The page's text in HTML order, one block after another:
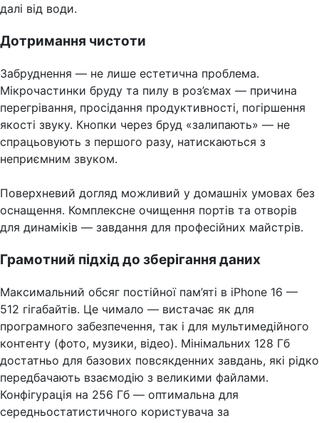
далі від води.
Дотримання чистоти
Забруднення — не лише естетична проблема.
Мікрочастинки бруду та пилу в роз’ємах — причина
перегрівання, просідання продуктивності, погіршення
якості звуку. Кнопки через бруд «залипають» — не
спрацьовують з першого разу, натискаються з
неприємним звуком.
Поверхневий догляд можливий у домашніх умовах без
оснащення. Комплексне очищення портів та отворів
для динаміків — завдання для професійних майстрів.
Грамотний підхід до зберігання даних
Максимальний обсяг постійної пам’яті в iPhone 16 —
512 гігабайтів. Це чимало — вистачає як для
програмного забезпечення, так і для мультимедійного
контенту (фото, музики, відео). Мінімальних 128 Гб
достатньо для базових повсякденних завдань, які рідко
передбачають взаємодію з великими файлами.
Конфігурація на 256 Гб — оптимальна для
середньостатистичного користувача за